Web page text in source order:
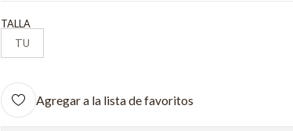
TALLA
TU
Agregar a la lista de favoritos